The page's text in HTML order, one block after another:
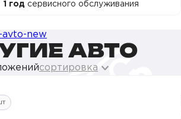
1 год сервисного обслуживания
АВТО
сортировка